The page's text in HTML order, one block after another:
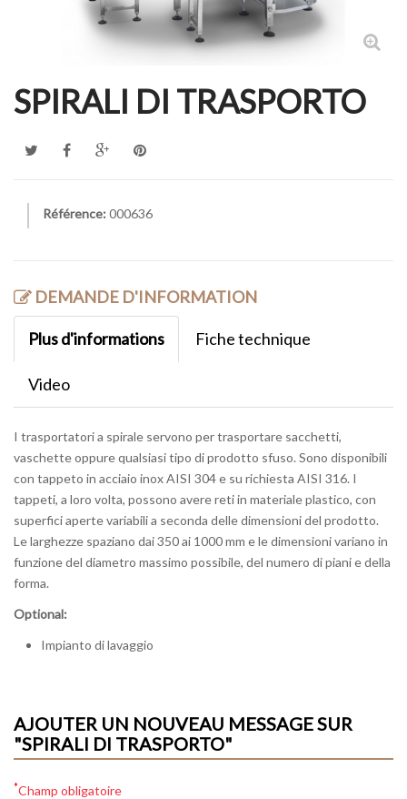
SPIRALI DI TRASPORTO
Référence: 000636
DEMANDE D'INFORMATION
Plus d'informations Fiche technique
Video
I trasportatori a spirale servono per trasportare sacchetti,
vaschette oppure qualsiasi tipo di prodotto sfuso. Sono disponibili
con tappeto in acciaio inox AISI 304 e su richiesta AISI 316. I
tappeti, a loro volta, possono avere reti in materiale plastico, con
superfici aperte variabili a seconda delle dimensioni del prodotto.
Le larghezze spaziano dai 350 ai 1000 mm e le dimensioni variano in
funzione del diametro massimo possibile, del numero di piani e della
forma.
Optional:
Impianto di lavaggio
AJOUTER UN NOUVEAU MESSAGE SUR
"SPIRALI DI TRASPORTO"
*Champ obligatoire